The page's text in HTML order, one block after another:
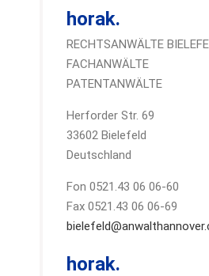
horak.
RECHTSANWÄLTE
FACHANWÄLTE
PATENTANWÄLTE
Herforder Str. 69
33602 Bielefeld
Deutschland
Fon 0521.43 06 06-60
Fax 0521.43 06 06-69
horak.